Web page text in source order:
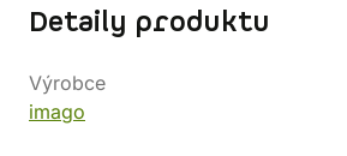
Detaily produktu
Výrobce
imago